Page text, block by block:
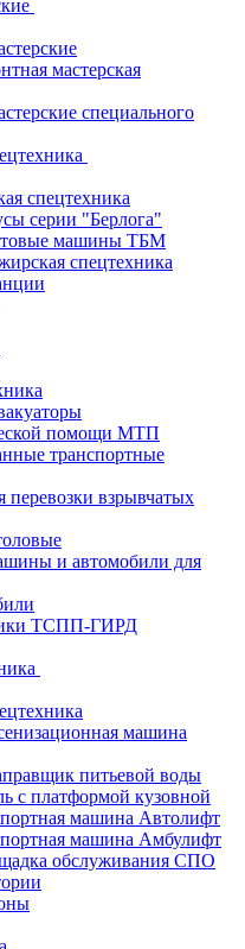
мастерская
специального
спецтехника
серии "Берлога"
машины ТБМ
спецтехника
помощи МТП
транспортные
перевозки взрывчатых
и автомобили для
ТСПП-ГИРД
машина
питьевой воды
с платформой кузовной
машина Автолифт
машина Амбулифт
обслуживания СПО